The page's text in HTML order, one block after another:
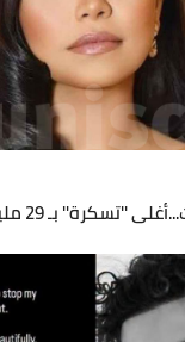
''تسكرة'' بـ 29 مليون!